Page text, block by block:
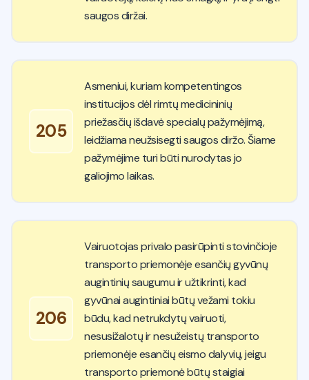
saugos diržai.
205
Asmeniui, kuriam kompetentingos
institucijos dėl rimtų medicininių
priežasčių išdavė specialų pažymėjimą,
leidžiama neužsisegti saugos diržo. Šiame
pažymėjime turi būti nurodytas jo
galiojimo laikas.
206
Vairuotojas privalo pasirūpinti stovinčioje
transporto priemonėje esančių gyvūnų
augintinių saugumu ir užtikrinti, kad
gyvūnai augintiniai būtų vežami tokiu
būdu, kad netrukdytų vairuoti,
nesusižalotų ir nesužeistų transporto
priemonėje esančių eismo dalyvių, jeigu
transporto priemonė būtų staigiai